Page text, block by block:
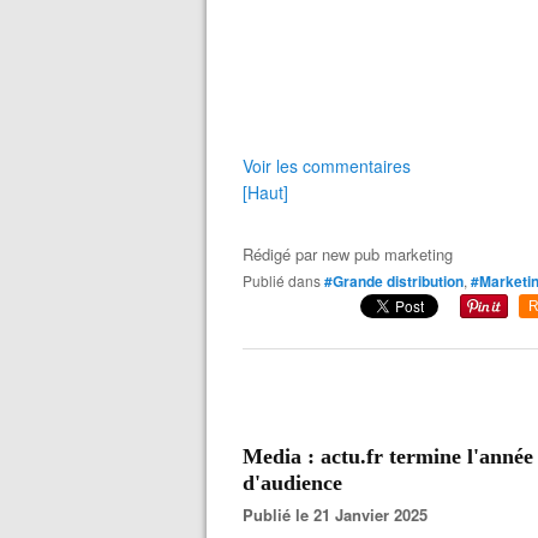
Voir les commentaires
[Haut]
Rédigé par new pub marketing
Publié dans#Grande distribution,
Media : actu.fr termine
d'audience
Publié le 21 Janvier 2025